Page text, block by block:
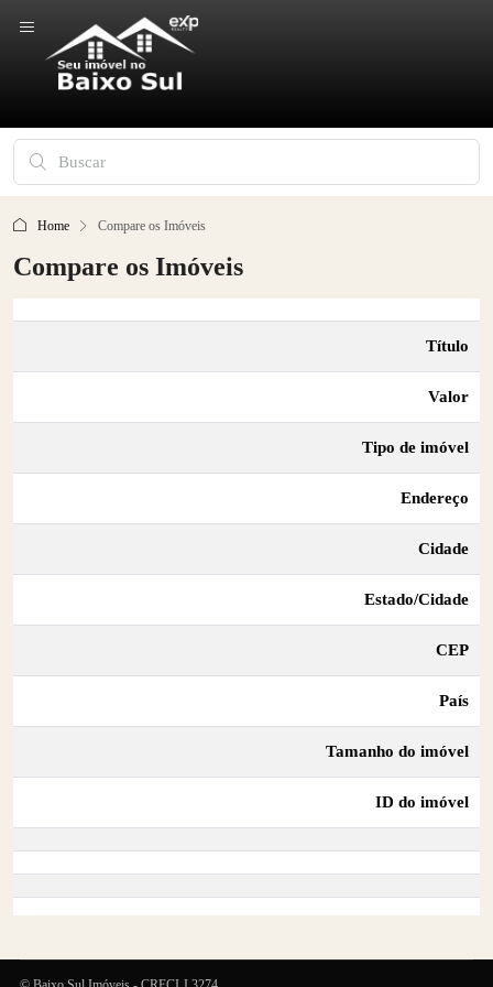
Home Compare os Imóveis
Compare os Imóveis
Título
Valor
Tipo de imóvel
Endereço
Cidade
Estado/Cidade
CEP
País
Tamanho do imóvel
ID do imóvel